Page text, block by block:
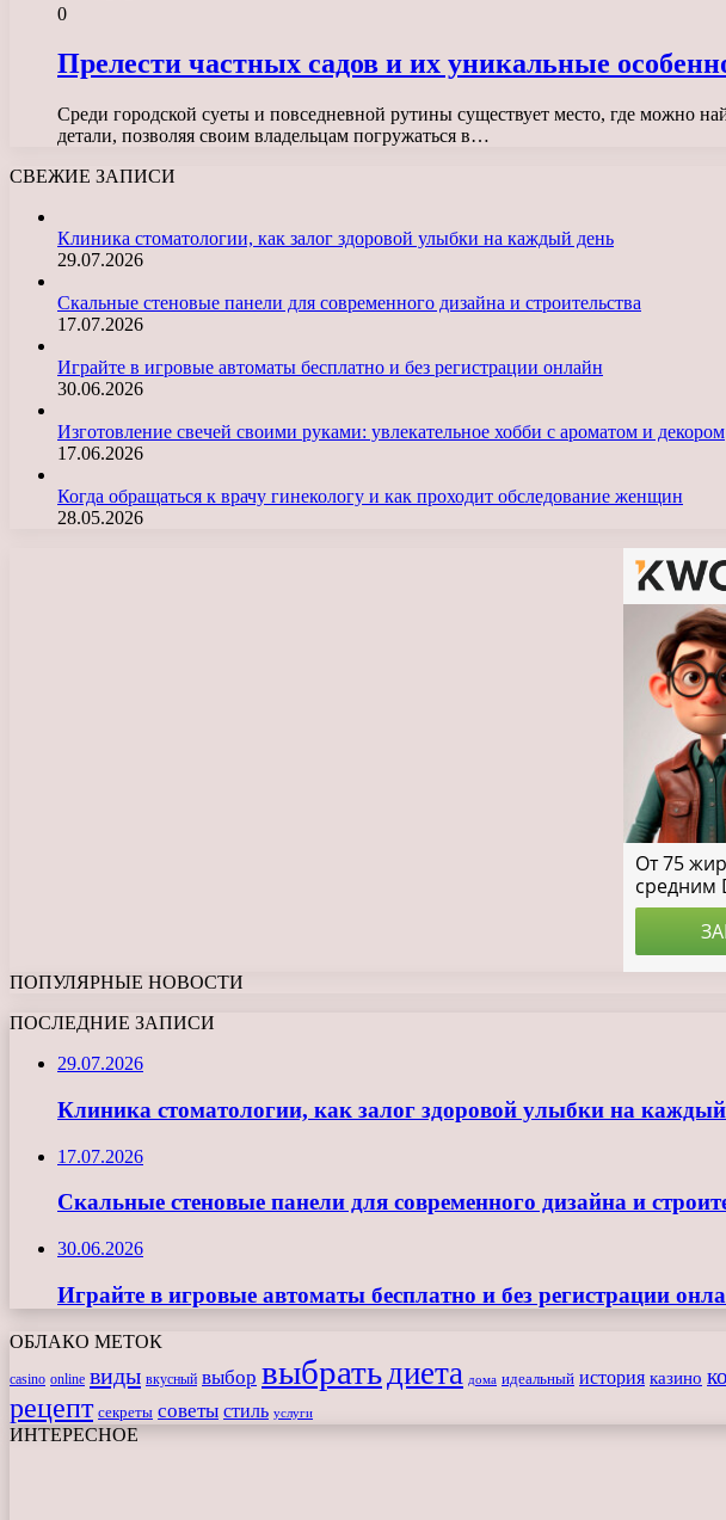
0
Прелести частных садов и их уникальные
Среди городской суеты и повседневной рутины существует место, где можно
детали, позволяя своим владельцам погружаться в…
СВЕЖИЕ ЗАПИСИ
Клиника стоматологии, как залог здоровой улыбки на каждый день
29.07.2026
Скальные стеновые панели для современного дизайна и строительства
17.07.2026
Играйте в игровые автоматы бесплатно и без регистрации онлайн
30.06.2026
Изготовление свечей своими руками: увлекательное хобби с ароматом и декором
17.06.2026
Когда обращаться к врачу гинекологу и как проходит обследование женщин
28.05.2026
ПОПУЛЯРНЫЕ НОВОСТИ
ПОСЛЕДНИЕ ЗАПИСИ
29.07.2026
Клиника стоматологии, как залог здоровой улыбки на
17.07.2026
Скальные стеновые панели для современного дизайна и
30.06.2026
Играйте в игровые автоматы бесплатно и без регистрации
ОБЛАКО МЕТОК
casino online виды вкусный выбор выбрать диета дома идеальный история казино
рецепт секреты советы стиль услуги
ИНТЕРЕСНОЕ